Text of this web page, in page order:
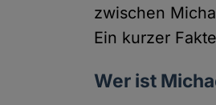
zwischen
Ein kurzer
Wer ist